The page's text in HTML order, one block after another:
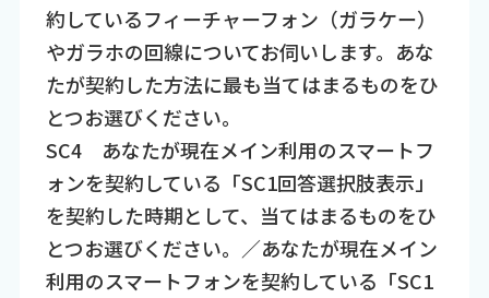
約しているフィーチャーフォン（ガラケー）
やガラホの回線についてお伺いします。あな
たが契約した方法に最も当てはまるものをひ
とつお選びください。
SC4 あなたが現在メイン利用のスマートフ
ォンを契約している「SC1回答選択肢表示」
を契約した時期として、当てはまるものをひ
とつお選びください。／あなたが現在メイン
利用のスマートフォンを契約している「SC1